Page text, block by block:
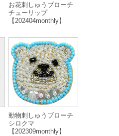
お花刺しゅうブローチ
チューリップ
【202404monthly】
動物刺しゅうブローチ
シロクマ
【202309monthly】